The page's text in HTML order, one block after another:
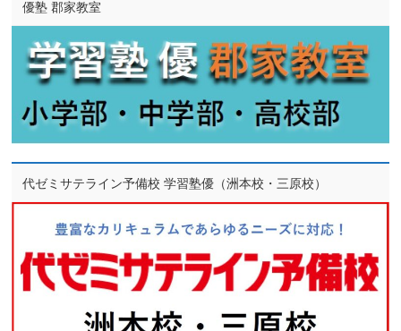
優塾 郡家教室
代ゼミサテライン予備校 学習塾優（洲本校・三原校）